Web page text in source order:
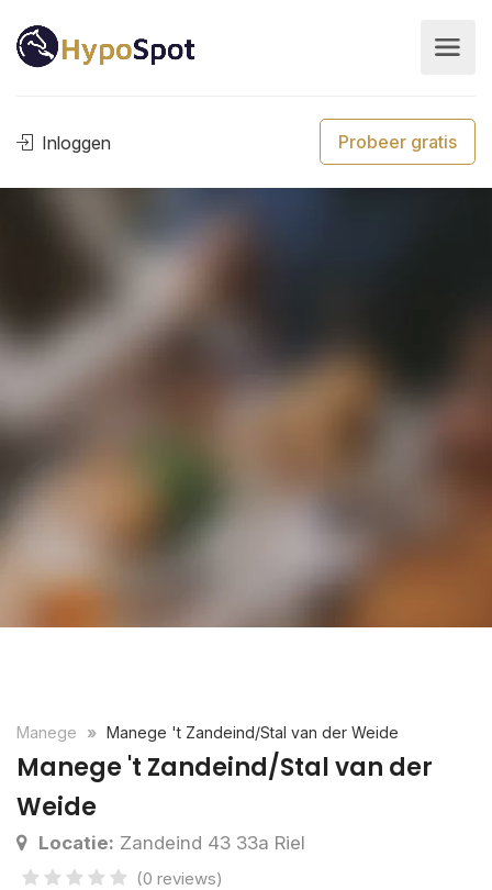
Inloggen Probeer gratis
Manege Manege 't Zandeind/Stal van der Weide
Manege 't Zandeind/Stal van der
Weide
Locatie: Zandeind 43 33a Riel
(0 reviews)